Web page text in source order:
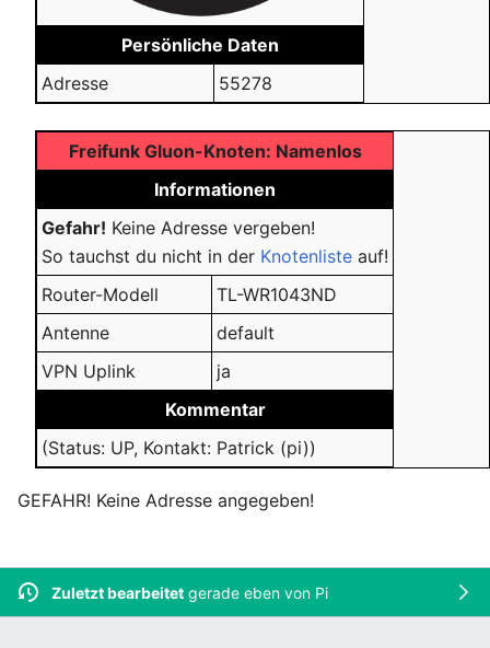
Persönliche Daten
Adresse
55278
Freifunk Gluon-Knoten: Namenlos
Informationen
Gefahr! Keine Adresse vergeben!
So tauchst du nicht in der Knotenliste auf!
Router-Modell
TL-WR1043ND
Antenne
default
VPN Uplink
ja
Kommentar
(Status: UP, Kontakt: Patrick (pi))
GEFAHR! Keine Adresse angegeben!
Zuletzt bearbeitetgerade eben von Pi